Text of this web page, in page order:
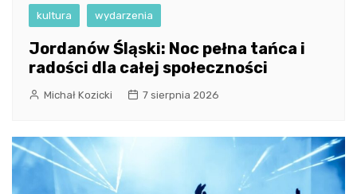
kultura wydarzenia
Jordanów Śląski: Noc pełna tańca i
radości dla całej społeczności
Michał Kozicki 7 sierpnia 2026